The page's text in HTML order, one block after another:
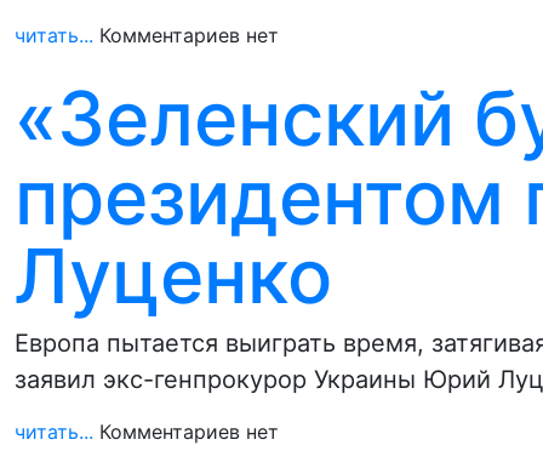
читать... Комментариев нет
«Зеленский
президентом
Луценко
Европа пытается выиграть время,
заявил экс-генпрокурор Украины Юрий
читать... Комментариев нет